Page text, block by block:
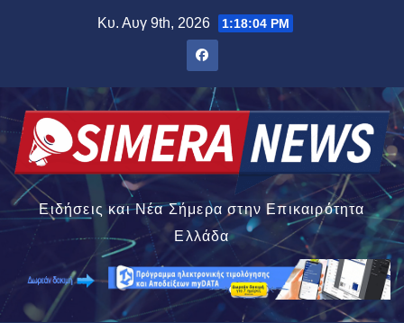
Κυ. Αυγ 9th, 2026 1:18:05 PM
Ειδήσεις και Νέα Σήμερα στην Επικαιρότητα
Ελλάδα